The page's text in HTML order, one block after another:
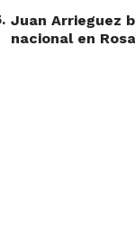
. Juan Arrieguez
nacional en